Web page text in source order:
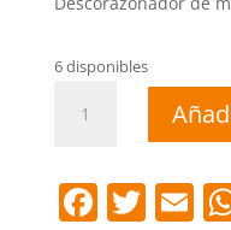
6 disponibles
Descorazonador
cantidad
F T E